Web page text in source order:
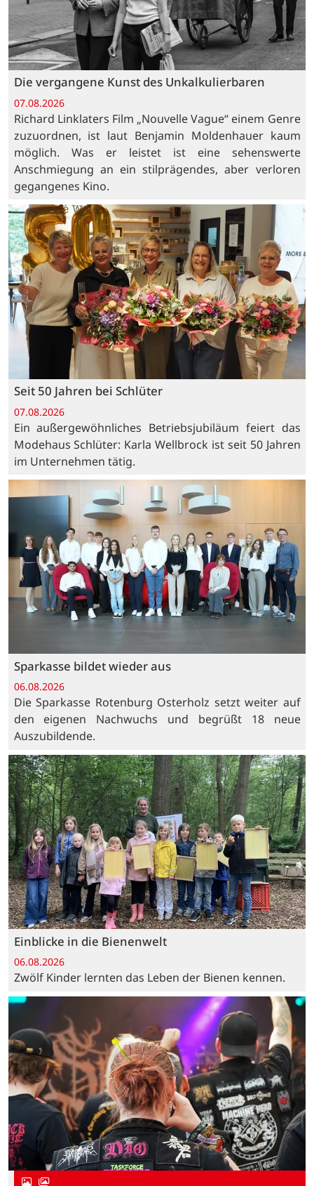
Die vergangene Kunst des Unkalkulierbaren
07.08.2026
Richard Linklaters Film „Nouvelle Vague“ einem Genre
zuzuordnen, ist laut Benjamin Moldenhauer kaum
möglich. Was er leistet ist eine sehenswerte
Anschmiegung an ein stilprägendes, aber verloren
gegangenes Kino.
Seit 50 Jahren bei Schlüter
07.08.2026
Ein außergewöhnliches Betriebsjubiläum feiert das
Modehaus Schlüter: Karla Wellbrock ist seit 50 Jahren
im Unternehmen tätig.
Sparkasse bildet wieder aus
06.08.2026
Die Sparkasse Rotenburg Osterholz setzt weiter auf
den eigenen Nachwuchs und begrüßt 18 neue
Auszubildende.
Einblicke in die Bienenwelt
06.08.2026
Zwölf Kinder lernten das Leben der Bienen kennen.